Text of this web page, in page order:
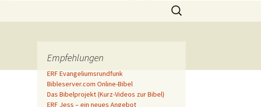
Suchen
nach:
Empfehlungen
ERF Evangeliumsrundfunk
Bibleserver.com Online-Bibel
Das Bibelprojekt (Kurz-Videos zur Bibel)
ERF Jess – ein neues Angebot